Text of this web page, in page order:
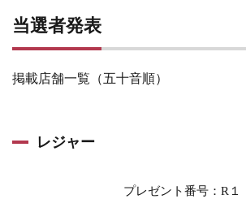
当選者発表
掲載店舗一覧（五十音順）
レジャー
プレゼント番号：R１